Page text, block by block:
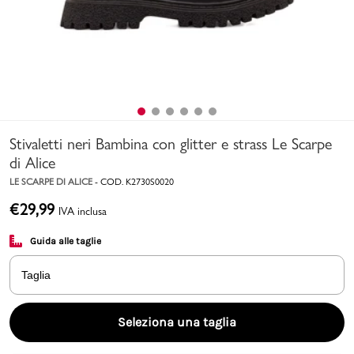
Bambino
Sport Valigie
Marchi
Accedi | Registrati
Stivaletti neri Bambina con glitter e strass Le Scarpe
di Alice
LE SCARPE DI ALICE - COD. K2730S0020
€29,99 IVA inclusa
Guida alle taglie
Taglia
Seleziona una taglia